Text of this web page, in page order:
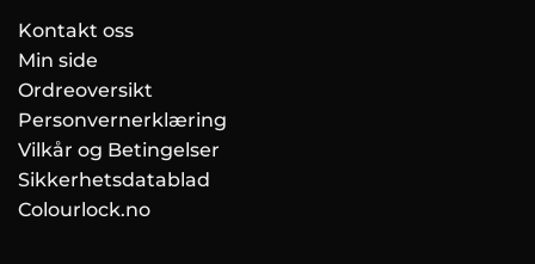
Kontakt oss
Min side
Ordreoversikt
Personvernerklæring
Vilkår og Betingelser
Sikkerhetsdatablad
Colourlock.no